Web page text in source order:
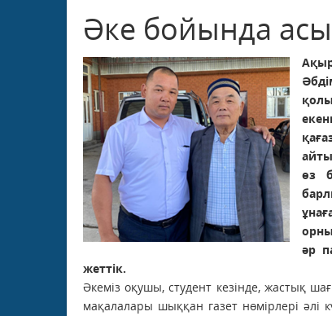
Әке бойында
өз
әр
жеттік.
Әкеміз оқушы, студент кезінде, жастық
мақалалары шыққан газет нөмірлері әлі